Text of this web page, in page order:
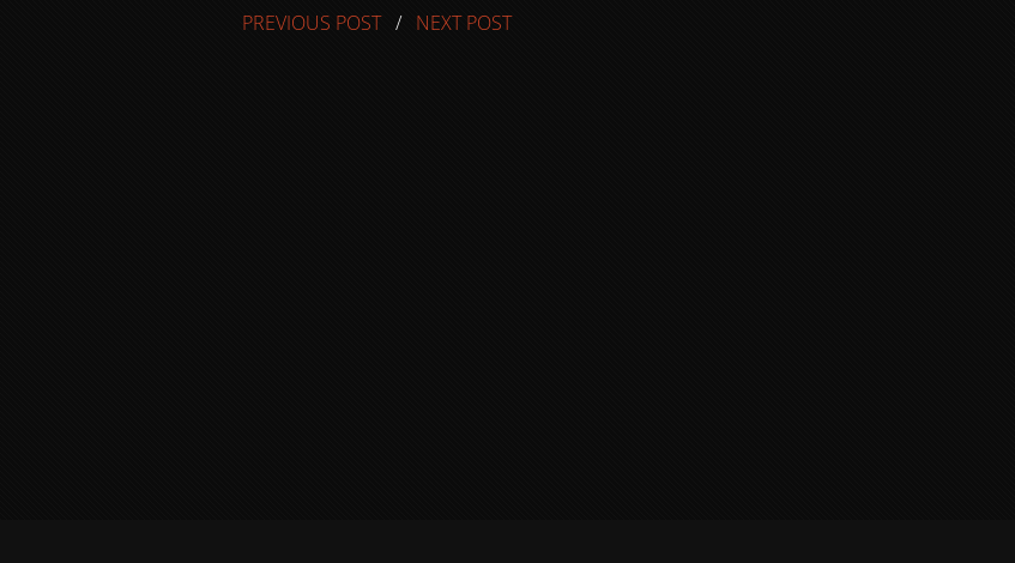
PREVIOUS POST/ NEXT POST